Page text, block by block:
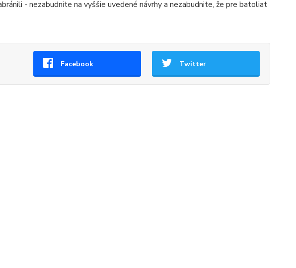
- nezabudnite na vyššie uvedené návrhy a nezabudnite, že pre batoliat
Facebook Twitter